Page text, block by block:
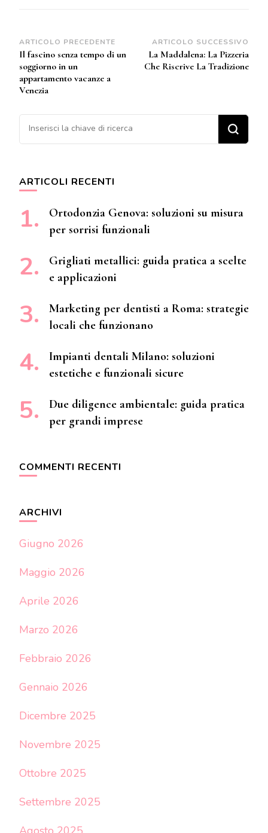
Navigazione
articoli
ARTICOLO PRECEDENTE
Il fascino senza tempo di un
soggiorno in un
appartamento vacanze a
Venezia
ARTICOLO SUCCESSIVO
La Maddalena: La Pizzeria
Che Riscrive La Tradizione
Cerchi qualcosa?
ARTICOLI RECENTI
Ortodonzia Genova: soluzioni su misura
per sorrisi funzionali
Grigliati metallici: guida pratica a scelte
e applicazioni
Marketing per dentisti a Roma: strategie
locali che funzionano
Impianti dentali Milano: soluzioni
estetiche e funzionali sicure
Due diligence ambientale: guida pratica
per grandi imprese
COMMENTI RECENTI
ARCHIVI
Giugno 2026
Maggio 2026
Aprile 2026
Marzo 2026
Febbraio 2026
Gennaio 2026
Dicembre 2025
Novembre 2025
Ottobre 2025
Settembre 2025